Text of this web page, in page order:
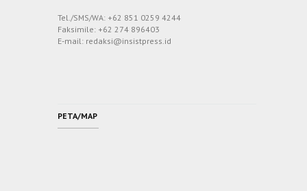
Tel./SMS/WA: +62 851 0259 4244
Faksimile: +62 274 896403
E-mail: redaksi@insistpress.id
PETA/MAP